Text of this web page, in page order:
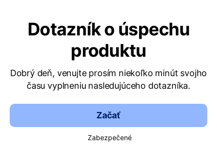
Dotazník o úspechu
produktu
Dobrý deň, venujte prosím niekoľko minút svojho
času vyplneniu nasledujúceho dotazníka.
Začať
Zabezpečené